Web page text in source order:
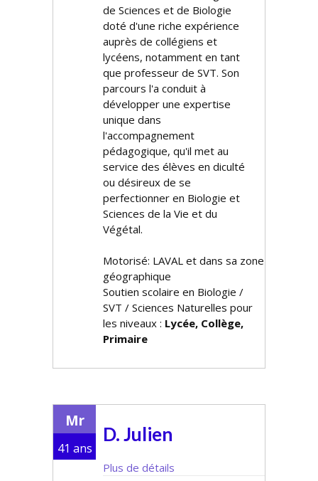
de Sciences et de Biologie
doté d'une riche expérience
auprès de collégiens et
lycéens, notamment en tant
que professeur de SVT. Son
parcours l'a conduit à
développer une expertise
unique dans
l'accompagnement
pédagogique, qu'il met au
service des élèves en difficulté
ou désireux de se
perfectionner en Biologie et
Sciences de la Vie et du
Végétal.
Motorisé: LAVAL et dans sa zone
géographique
Soutien scolaire en Biologie /
SVT / Sciences Naturelles pour
les niveaux : Lycée, Collège,
Primaire
Mr
41 ans
D. Julien
Plus de détails